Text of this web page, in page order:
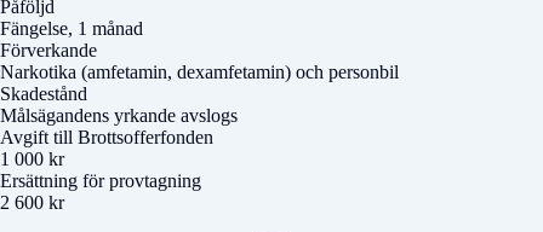
Påföljd
Fängelse, 1 månad
Förverkande
Narkotika (amfetamin, dexamfetamin) och personbil
Skadestånd
Målsägandens yrkande avslogs
Avgift till Brottsofferfonden
1 000 kr
Ersättning för provtagning
2 600 kr